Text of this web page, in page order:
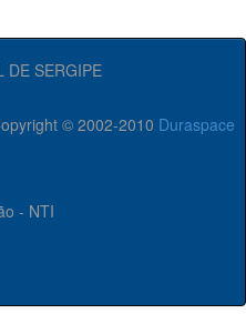
DE SERGIPE
© 2002-2010 Duraspace
- NTI